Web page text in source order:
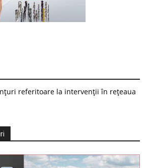
referitoare la intervenții în rețeaua